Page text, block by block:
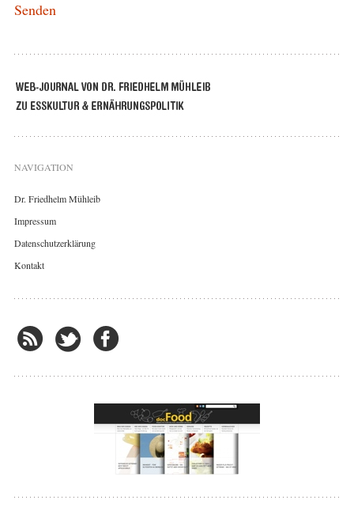
NAVIGATION
Dr. Friedhelm Mühleib
Impressum
Datenschutzerklärung
Kontakt